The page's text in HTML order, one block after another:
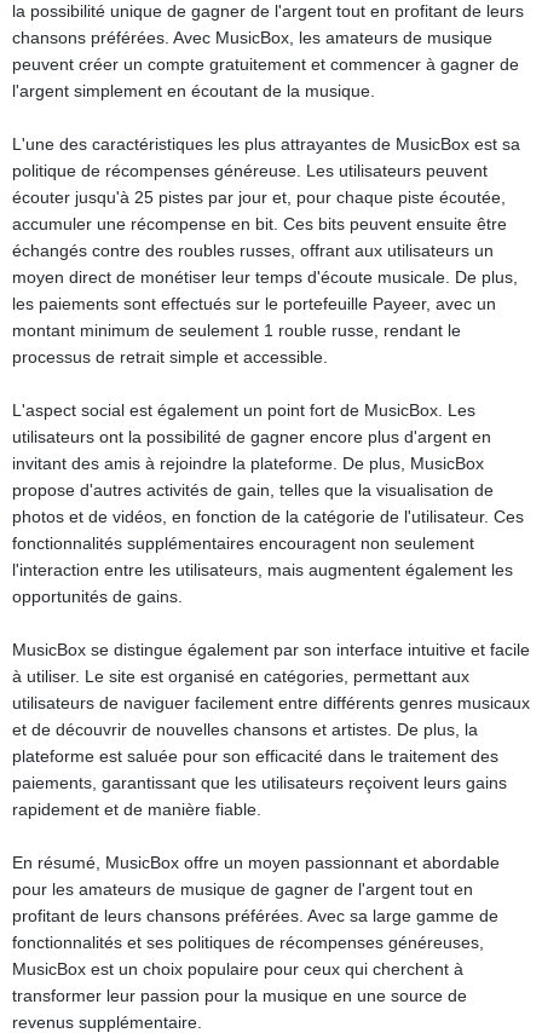
la possibilité unique de gagner de l'argent tout en profitant de leurs
chansons préférées. Avec MusicBox, les amateurs de musique
peuvent créer un compte gratuitement et commencer à gagner de
l'argent simplement en écoutant de la musique.
L'une des caractéristiques les plus attrayantes de MusicBox est sa
politique de récompenses généreuse. Les utilisateurs peuvent
écouter jusqu'à 25 pistes par jour et, pour chaque piste écoutée,
accumuler une récompense en bit. Ces bits peuvent ensuite être
échangés contre des roubles russes, offrant aux utilisateurs un
moyen direct de monétiser leur temps d'écoute musicale. De plus,
les paiements sont effectués sur le portefeuille Payeer, avec un
montant minimum de seulement 1 rouble russe, rendant le
processus de retrait simple et accessible.
L'aspect social est également un point fort de MusicBox. Les
utilisateurs ont la possibilité de gagner encore plus d'argent en
invitant des amis à rejoindre la plateforme. De plus, MusicBox
propose d'autres activités de gain, telles que la visualisation de
photos et de vidéos, en fonction de la catégorie de l'utilisateur. Ces
fonctionnalités supplémentaires encouragent non seulement
l'interaction entre les utilisateurs, mais augmentent également les
opportunités de gains.
MusicBox se distingue également par son interface intuitive et facile
à utiliser. Le site est organisé en catégories, permettant aux
utilisateurs de naviguer facilement entre différents genres musicaux
et de découvrir de nouvelles chansons et artistes. De plus, la
plateforme est saluée pour son efficacité dans le traitement des
paiements, garantissant que les utilisateurs reçoivent leurs gains
rapidement et de manière fiable.
En résumé, MusicBox offre un moyen passionnant et abordable
pour les amateurs de musique de gagner de l'argent tout en
profitant de leurs chansons préférées. Avec sa large gamme de
fonctionnalités et ses politiques de récompenses généreuses,
MusicBox est un choix populaire pour ceux qui cherchent à
transformer leur passion pour la musique en une source de
revenus supplémentaire.